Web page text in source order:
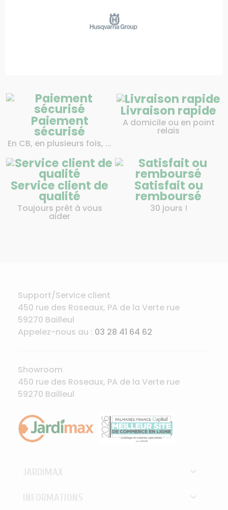
Paiement
sécurisé
En CB, en plusieurs fois, ...
Livraison rapide
A domicile ou en point
relais
Service client de
qualité
Toujours prêt à vous
aider
Satisfait ou
remboursé
30 jours !
Support/Service client
450 rue des Roseaux, PA de la Verte rue
59270 Bailleul
Appelez-nous au : 03 28 41 64 62
Showroom
450 rue des Roseaux, PA de la Verte rue
59270 Bailleul

